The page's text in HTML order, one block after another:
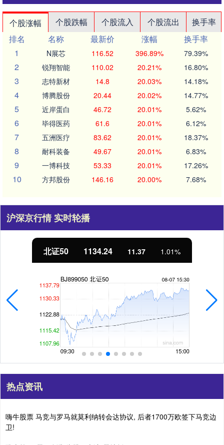
个股涨幅 个股跌幅 个股流入 个股流出
换手率
排名
名称 最新价 涨幅
换手率
1
N展芯 116.52 396.89% 79.39%
2 锐翔智能 110.02 20.21% 16.80%
3 志特新材 14.8 20.03% 14.18%
4 博腾股份 20.44 20.02% 14.77%
5 近岸蛋白 46.72 20.01% 5.62%
6 毕得医药 61.6 20.01% 6.12%
7 五洲医疗 83.62 20.01% 18.37%
8 耐科装备 49.67 20.01% 6.83%
9 一博科技 53.33 20.01% 17.26%
10 方邦股份 146.16 20.00% 7.68%
沪深京行情 实时轮播
北证50 1134.24 11.37 1.01%
热点资讯
嗨牛股票 马竞与罗马就莫利纳转会达协议, 后者1700万欧签下马竞边
卫!